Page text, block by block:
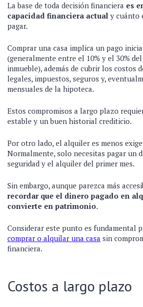
La base de toda decisión financiera es
capacidad financiera actual y cuánto
pagar.
Comprar una casa implica un pago
(generalmente entre el 10% y el 30%
inmueble), además de cubrir los costos
legales, impuestos, seguros y,
mensuales de la hipoteca.
Estos compromisos a largo plazo
estable y un buen historial crediticio.
Por otro lado, el alquiler es menos
Normalmente, solo necesitas pagar un
seguridad y el alquiler del primer mes.
Sin embargo, aunque parezca más
recordar que el dinero pagado en
convierte en patrimonio.
Considerar este punto es fundamental
comprar o alquilar una casa sin
financiera.
Costos a largo plazo